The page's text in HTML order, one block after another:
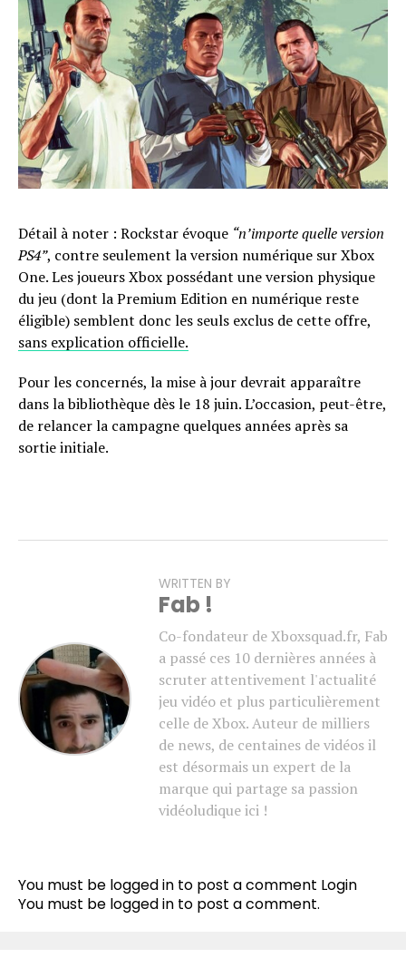
Détail à noter : Rockstar évoque “n’importe quelle version
PS4”, contre seulement la version numérique sur Xbox
One. Les joueurs Xbox possédant une version physique
du jeu (dont la Premium Edition en numérique reste
éligible) semblent donc les seuls exclus de cette offre,
sans explication officielle.
Pour les concernés, la mise à jour devrait apparaître
dans la bibliothèque dès le 18 juin. L’occasion, peut-être,
de relancer la campagne quelques années après sa
sortie initiale.
WRITTEN BY
Fab !
Co-fondateur de Xboxsquad.fr, Fab
a passé ces 10 dernières années à
scruter attentivement l'actualité
jeu vidéo et plus particulièrement
celle de Xbox. Auteur de milliers
de news, de centaines de vidéos il
est désormais un expert de la
marque qui partage sa passion
vidéoludique ici !
You must be logged in to post a comment Login
You must be logged in to post a comment.